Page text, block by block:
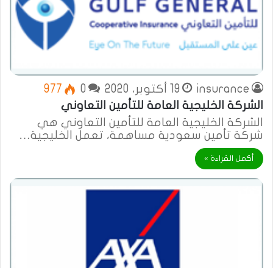
insurance 19 أكتوبر، 2020 0
977
الشركة الخليجية العامة للتأمين التعاوني
الشركة الخليجية العامة للتأمين التعاوني هي
شركة تأمين سعودية مساهمة، تعمل الخليجية…
أكمل القراءة »